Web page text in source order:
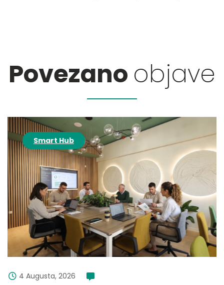
Povezano objave
Smart Hub
4 Augusta, 2026